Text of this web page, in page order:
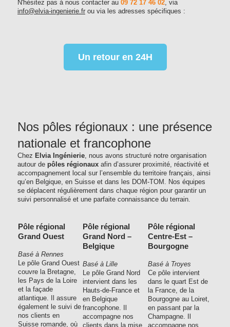
N'hésitez pas à nous contacter au 09 72 17 46 02, via
info@elvia-ingenierie.fr ou via les adresses spécifiques :
Un retour en 24H
Nos pôles régionaux : une présence
nationale et francophone
Chez Elvia Ingénierie, nous avons structuré notre organisation
autour de pôles régionaux afin d’assurer proximité, réactivité et
accompagnement local sur l’ensemble du territoire français, ainsi
qu’en Belgique, en Suisse et dans les DOM-TOM. Nos équipes
se déplacent régulièrement dans chaque région pour garantir un
suivi personnalisé et une parfaite connaissance du terrain.
Pôle régional
Grand Ouest
Basé à Rennes
Le pôle Grand Ouest
couvre la Bretagne,
les Pays de la Loire
et la façade
atlantique. Il assure
également le suivi de
nos clients en
Suisse romande, où
Pôle régional
Grand Nord –
Belgique
Basé à Lille
Le pôle Grand Nord
intervient dans les
Hauts-de-France et
en Belgique
francophone. Il
accompagne nos
clients dans la mise
Pôle régional
Centre-Est –
Bourgogne
Basé à Troyes
Ce pôle intervient
dans le quart Est de
la France, de la
Bourgogne au Loiret,
en passant par la
Champagne. Il
accompagne nos